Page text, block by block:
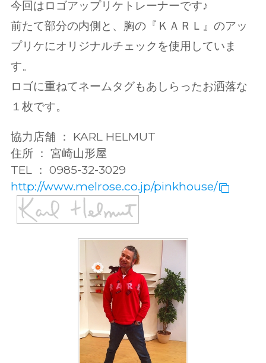
今回はロゴアップリケトレーナーです♪
前たて部分の内側と、胸の『ＫＡＲＬ』のアッ
プリケにオリジナルチェックを使用していま
す。
ロゴに重ねてネームタグもあしらったお洒落な
１枚です。
協力店舗 ： KARL HELMUT
住所 ： 宮崎山形屋
TEL ： 0985-32-3029
http://www.melrose.co.jp/pinkhouse/